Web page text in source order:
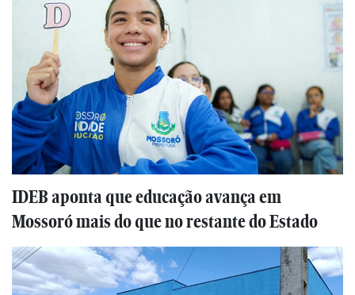
IDEB aponta que educação avança em
Mossoró mais do que no restante do Estado